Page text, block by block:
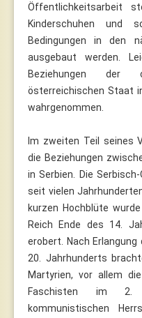
Öffentlichkeitsarbeit
Kinderschuhen und
Bedingungen in den
ausgebaut werden.
Beziehungen der
österreichischen Staat
wahrgenommen.
Im zweiten Teil seines
die Beziehungen
in Serbien. Die
seit vielen
kurzen Hochblüte
Reich Ende des 14.
erobert. Nach
20. Jahrhunderts
Martyrien, vor allem
Faschisten im 2.
kommunistischen